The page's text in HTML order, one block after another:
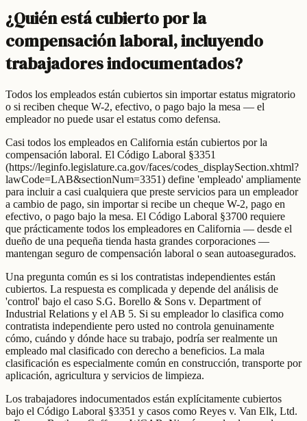
¿Quién está cubierto por la
compensación laboral, incluyendo
trabajadores indocumentados?
Todos los empleados están cubiertos sin importar estatus migratorio
o si reciben cheque W-2, efectivo, o pago bajo la mesa — el
empleador no puede usar el estatus como defensa.
Casi todos los empleados en California están cubiertos por la
compensación laboral. El Código Laboral §3351
(https://leginfo.legislature.ca.gov/faces/codes_displaySection.xhtml?
lawCode=LAB&sectionNum=3351) define 'empleado' ampliamente
para incluir a casi cualquiera que preste servicios para un empleador
a cambio de pago, sin importar si recibe un cheque W-2, pago en
efectivo, o pago bajo la mesa. El Código Laboral §3700 requiere
que prácticamente todos los empleadores en California — desde el
dueño de una pequeña tienda hasta grandes corporaciones —
mantengan seguro de compensación laboral o sean autoasegurados.
Una pregunta común es si los contratistas independientes están
cubiertos. La respuesta es complicada y depende del análisis de
'control' bajo el caso S.G. Borello & Sons v. Department of
Industrial Relations y el AB 5. Si su empleador lo clasifica como
contratista independiente pero usted no controla genuinamente
cómo, cuándo y dónde hace su trabajo, podría ser realmente un
empleado mal clasificado con derecho a beneficios. La mala
clasificación es especialmente común en construcción, transporte por
aplicación, agricultura y servicios de limpieza.
Los trabajadores indocumentados están explícitamente cubiertos
bajo el Código Laboral §3351 y casos como Reyes v. Van Elk, Ltd.